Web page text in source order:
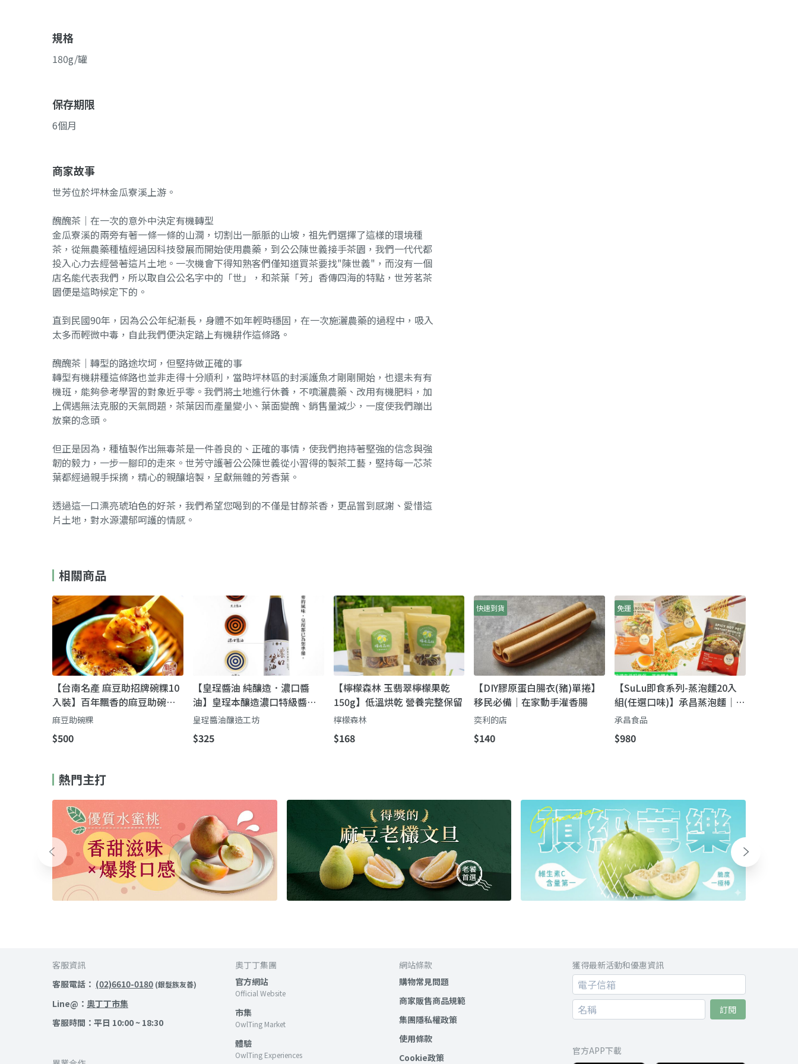
規格
180g/罐
保存期限
6個月
商家故事
世芳位於坪林金瓜寮溪上游。
醜醜茶｜在一次的意外中決定有機轉型
金瓜寮溪的兩旁有著一條一條的山澗，切割出一脈脈的山坡，祖先們選擇了這樣的環境種
茶，從無農藥種植經過因科技發展而開始使用農藥，到公公陳世義接手茶園，我們一代代都
投入心力去經營著這片土地。一次機會下得知熟客們僅知道買茶要找"陳世義"，而沒有一個
店名能代表我們，所以取自公公名字中的「世」，和茶葉「芳」香傳四海的特點，世芳茗茶
園便是這時候定下的。
直到民國90年，因為公公年紀漸長，身體不如年輕時穩固，在一次施灑農藥的過程中，吸入
太多而輕微中毒，自此我們便決定踏上有機耕作這條路。
醜醜茶｜轉型的路途坎坷，但堅持做正確的事
轉型有機耕種這條路也並非走得十分順利，當時坪林區的封溪護魚才剛剛開始，也還未有有
機班，能夠參考學習的對象近乎零。我們將土地進行休養，不噴灑農藥、改用有機肥料，加
上偶遇無法克服的天氣問題，茶葉因而產量變小、葉面變醜、銷售量減少，一度使我們蹦出
放棄的念頭。
但正是因為，種植製作出無毒茶是一件善良的、正確的事情，使我們抱持著堅強的信念與強
韌的毅力，一步一腳印的走來。世芳守護著公公陳世義從小習得的製茶工藝，堅持每一芯茶
葉都經過親手採摘，精心的親釀培製，呈獻無雜的芳香葉。
透過這一口漂亮琥珀色的好茶，我們希望您喝到的不僅是甘醇茶香，更品嘗到感謝、愛惜這
片土地，對水源濃郁呵護的情感。
相關商品
【台南名產 麻豆助招牌碗粿10
入裝】百年飄香的麻豆助碗粿
｜樸實外表，一口就懂的溫柔
老台灣味
麻豆助碗粿
$500
【皇珵醬油 純釀造．濃口醬
油】皇珵本釀造濃口特級醬油
｜友善種植・手工釀造・絕無
添加
皇珵醬油釀造工坊
$325
【檸檬森林 玉翡翠檸檬果乾
150g】低溫烘乾 營養完整保留
檸檬森林
$168
快速到貨
【DIY膠原蛋白腸衣(豬)單捲】
移民必備｜在家動手灌香腸
奕利的店
$140
免運
【SuLu即食系列-蒸泡麵20入
組(任選口味)】承昌蒸泡麵｜從
原料到成品「完全無添加」的
安心速食（20小包組）
承昌食品
$980
熱門主打
客服資訊
客服電話： (02)6610-0180 (銀髮族友善)
Line@： 奧丁丁市集
客服時間：平日 10:00 ~ 18:30
奧丁丁集團
官方網站
Official Website
市集
OwlTing Market
體驗
OwlTing Experiences
網站條款
購物常見問題
商家販售商品規範
集團隱私權政策
使用條款
Cookie政策
獲得最新活動和優惠資訊
訂閱
官方APP下載